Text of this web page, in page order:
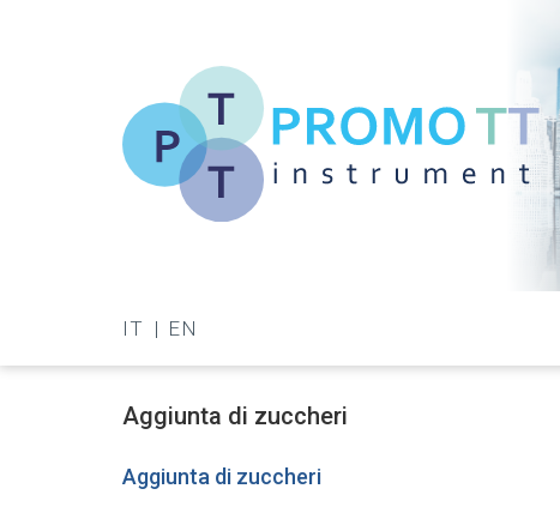
TT
IT EN
Aggiunta di zuccheri
Aggiunta di zuccheri